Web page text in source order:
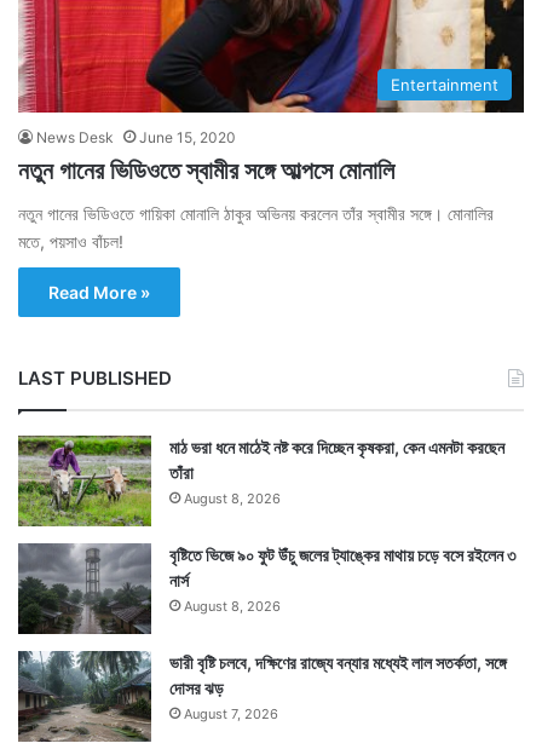
Entertainment
News Desk June 15, 2020
নতুন গানের ভিডিওতে স্বামীর সঙ্গে আল্পসে মোনালি
নতুন গানের ভিডিওতে গায়িকা মোনালি ঠাকুর অভিনয় করলেন তাঁর স্বামীর সঙ্গে। মোনালির
মতে, পয়সাও বাঁচল!
Read More »
LAST PUBLISHED
মাঠ ভরা ধনে মাঠেই নষ্ট করে দিচ্ছেন কৃষকরা, কেন এমনটা করছেন
তাঁরা
August 8, 2026
বৃষ্টিতে ভিজে ৯০ ফুট উঁচু জলের ট্যাঙ্কের মাথায় চড়ে বসে রইলেন ৩
নার্স
August 8, 2026
ভারী বৃষ্টি চলবে, দক্ষিণের রাজ্যে বন্যার মধ্যেই লাল সতর্কতা, সঙ্গে
দোসর ঝড়
August 7, 2026